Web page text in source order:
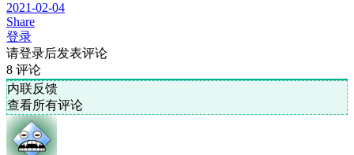
2021-02-04
Share
登录
请登录后发表评论
8 评论
内联反馈
查看所有评论